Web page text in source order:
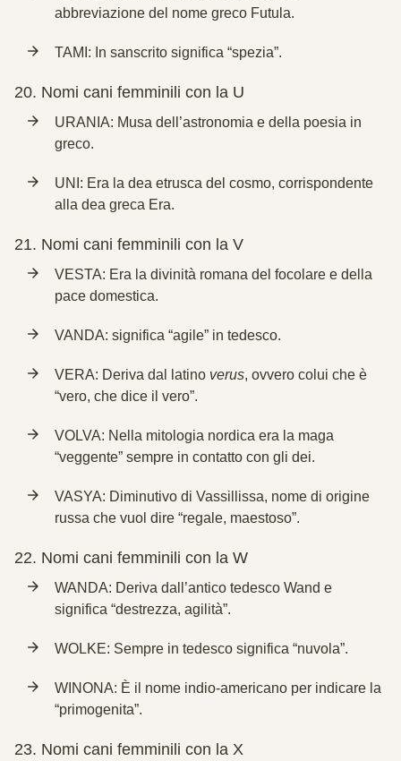
abbreviazione del nome greco Futula.
TAMI: In sanscrito significa “spezia”.
20. Nomi cani femminili con la U
URANIA: Musa dell’astronomia e della poesia in
greco.
UNI: Era la dea etrusca del cosmo, corrispondente
alla dea greca Era.
21. Nomi cani femminili con la V
VESTA: Era la divinità romana del focolare e della
pace domestica.
VANDA: significa “agile” in tedesco.
VERA: Deriva dal latino verus, ovvero colui che è
“vero, che dice il vero”.
VOLVA: Nella mitologia nordica era la maga
“veggente” sempre in contatto con gli dei.
VASYA: Diminutivo di Vassillissa, nome di origine
russa che vuol dire “regale, maestoso”.
22. Nomi cani femminili con la W
WANDA: Deriva dall’antico tedesco Wand e
significa “destrezza, agilità”.
WOLKE: Sempre in tedesco significa “nuvola”.
WINONA: È il nome indio-americano per indicare la
“primogenita”.
23. Nomi cani femminili con la X